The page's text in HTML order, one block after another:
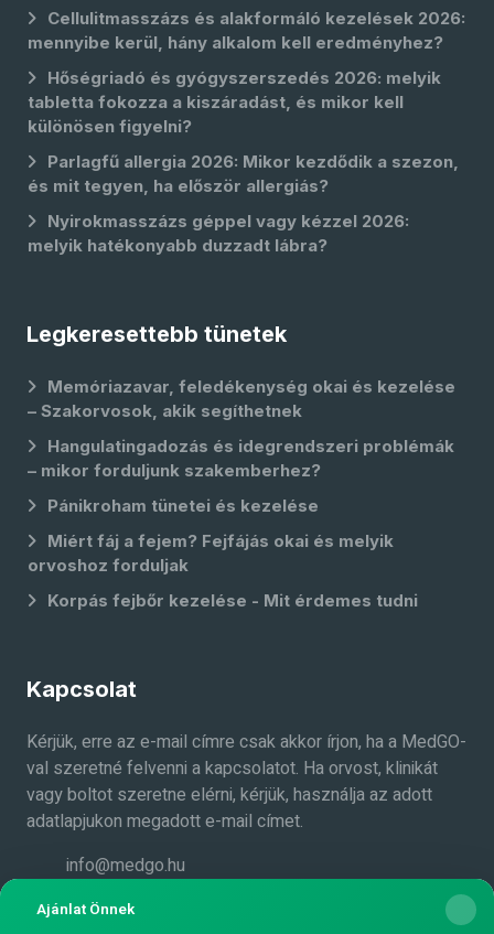
Ajánlat Önnek
Cellulitmasszázs és alakformáló kezelések 2026:
mennyibe kerül, hány alkalom kell eredményhez?
Hőségriadó és gyógyszerszedés 2026: melyik
tabletta fokozza a kiszáradást, és mikor kell
különösen figyelni?
Parlagfű allergia 2026: Mikor kezdődik a szezon,
és mit tegyen, ha először allergiás?
Nyirokmasszázs géppel vagy kézzel 2026:
melyik hatékonyabb duzzadt lábra?
Legkeresettebb tünetek
Memóriazavar, feledékenység okai és kezelése
– Szakorvosok, akik segíthetnek
Hangulatingadozás és idegrendszeri problémák
– mikor forduljunk szakemberhez?
Pánikroham tünetei és kezelése
Miért fáj a fejem? Fejfájás okai és melyik
orvoshoz forduljak
Korpás fejbőr kezelése - Mit érdemes tudni
Kapcsolat
Kérjük, erre az e-mail címre csak akkor írjon, ha a MedGO-
val szeretné felvenni a kapcsolatot. Ha orvost, klinikát
vagy boltot szeretne elérni, kérjük, használja az adott
adatlapjukon megadott e-mail címet.
info@medgo.hu
Medgo.hu a Facebook-on